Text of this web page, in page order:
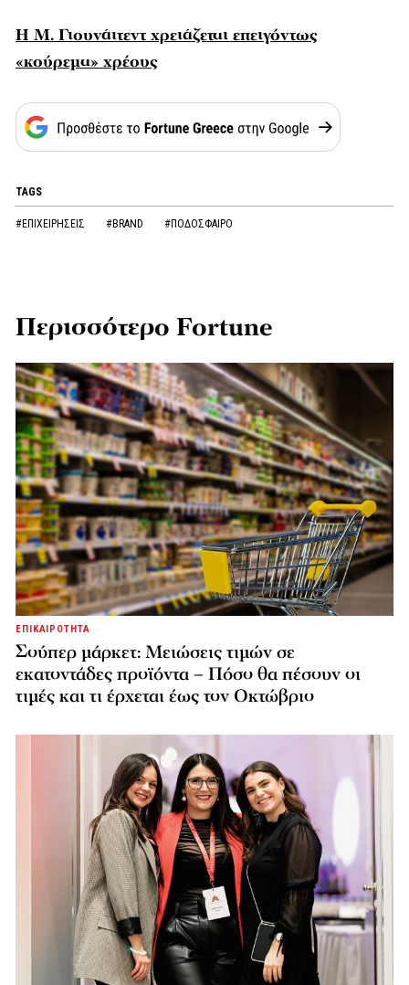
Η Μ. Γιουνάιτεντ χρειάζεται επειγόντως
«κούρεμα» χρέους
TAGS
#ΕΠΙΧΕΙΡΗΣΕΙΣ #BRAND #ΠΟΔΟΣΦΑΙΡΟ
Περισσότερο Fortune
ΕΠΙΚΑΙΡΟΤΗΤΑ
Σούπερ μάρκετ: Μειώσεις τιμών σε
εκατοντάδες προϊόντα – Πόσο θα πέσουν οι
τιμές και τι έρχεται έως τον Οκτώβριο